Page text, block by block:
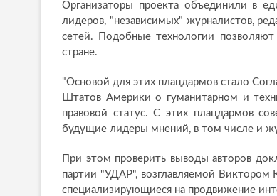
Организаторы проекта объединили в
лидеров, "независимых" журналистов,
сетей. Подобные технологии
стране.
"Основой для этих плацдармов стало
Штатов Америки о гуманитарном и
правовой статус. С этих плацдармов
будущие лидеры мнений, в том числе и
При этом проверить выводы авторов
партии "УДАР", возглавляемой Виктором
специализирующиеся на продвижение